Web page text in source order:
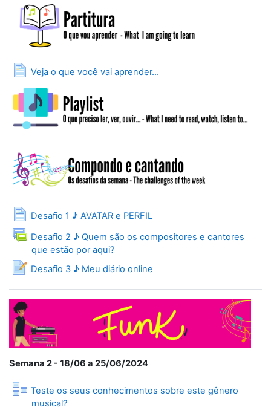
Veja o que você vai aprender...
Página
Desafio 1 ♪ AVATAR e PERFIL
Página
Desafio 2 ♪ Quem são os compositores e cantores
que estão por aqui?
Fórum
Desafio 3 ♪ Meu diário online
Semana 2 - 18/06 a 25/06/2024
Teste os seus conhecimentos sobre este gênero
musical?
Lição